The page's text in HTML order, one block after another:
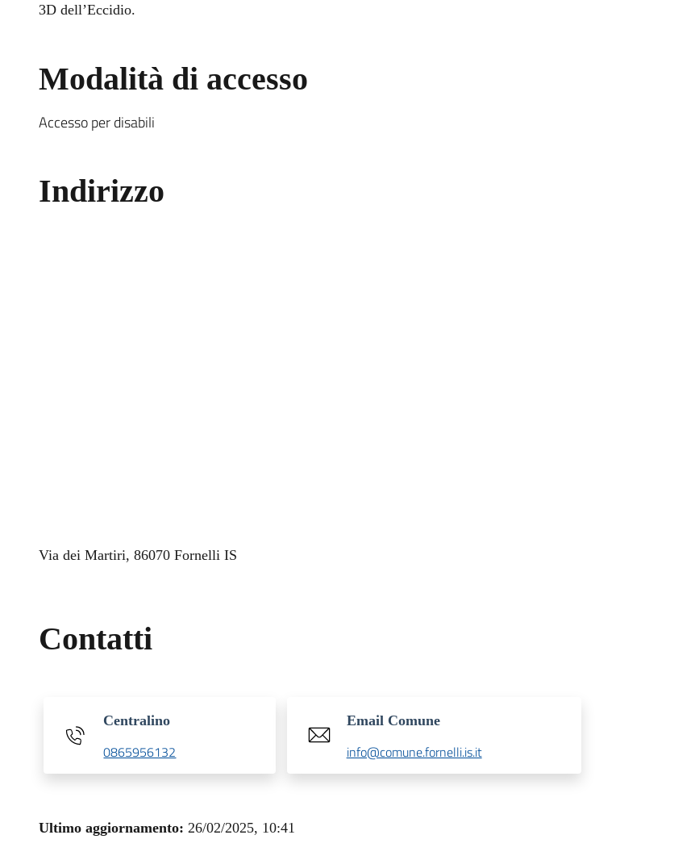
3D dell’Eccidio.
Modalità di accesso
Accesso per disabili
Indirizzo
Via dei Martiri, 86070 Fornelli IS
Contatti
Centralino
0865956132
Email Comune
info@comune.fornelli.is.it
Ultimo aggiornamento: 26/02/2025, 10:41